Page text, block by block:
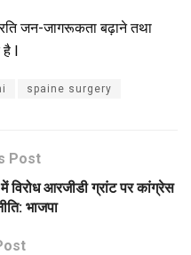
जन-जागरूकता बढ़ाने तथा
है I
spaine surgery
Post
आरजीडी ग्रांट पर कांग्रेस
भाजपा